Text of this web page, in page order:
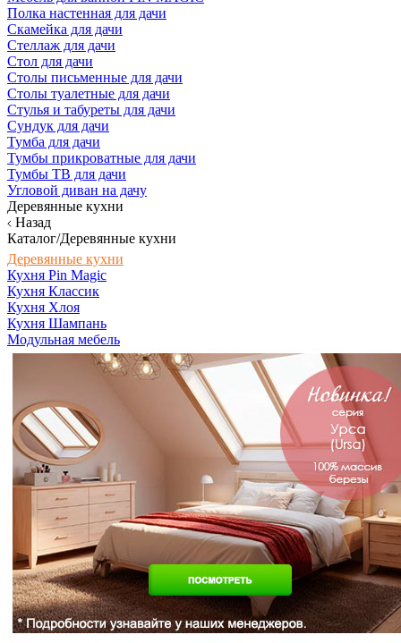
Полка настенная для дачи
Скамейка для дачи
Стеллаж для дачи
Стол для дачи
Столы письменные для дачи
Столы туалетные для дачи
Стулья и табуреты для дачи
Сундук для дачи
Тумба для дачи
Тумбы прикроватные для дачи
Тумбы ТВ для дачи
Угловой диван на дачу
Деревянные кухни
Назад
Каталог/Деревянные кухни
Деревянные кухни
Кухня Pin Magic
Кухня Классик
Кухня Хлоя
Кухня Шампань
Модульная мебель